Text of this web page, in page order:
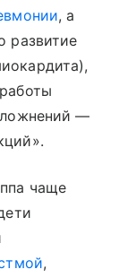
, а
развитие
—
чаще
,